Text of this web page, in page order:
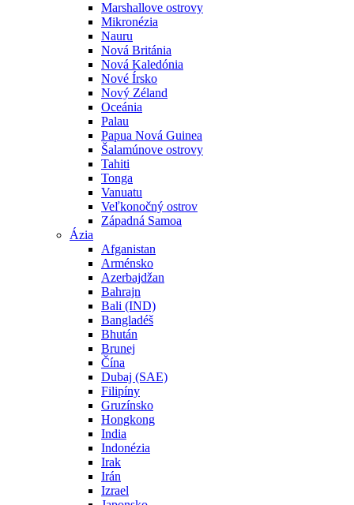
Marshallove ostrovy
Mikronézia
Nauru
Nová Británia
Nová Kaledónia
Nové Írsko
Nový Zéland
Oceánia
Palau
Papua Nová Guinea
Šalamúnove ostrovy
Tahiti
Tonga
Vanuatu
Veľkonočný ostrov
Západná Samoa
Ázia
Afganistan
Arménsko
Azerbajdžan
Bahrajn
Bali (IND)
Bangladéš
Bhután
Brunej
Čína
Dubaj (SAE)
Filipíny
Gruzínsko
Hongkong
India
Indonézia
Irak
Irán
Izrael